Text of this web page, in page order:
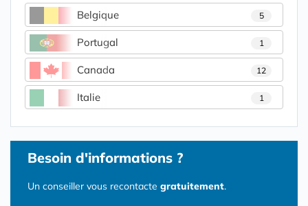
Belgique 5
Portugal 1
Canada 12
Italie 1
Besoin d'informations ?
Un conseiller vous recontacte gratuitement.